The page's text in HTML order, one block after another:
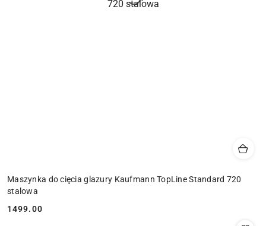
Maszynka do cięcia glazury Kaufmann TopLine Standard 720
stalowa
Cena:
1499.00